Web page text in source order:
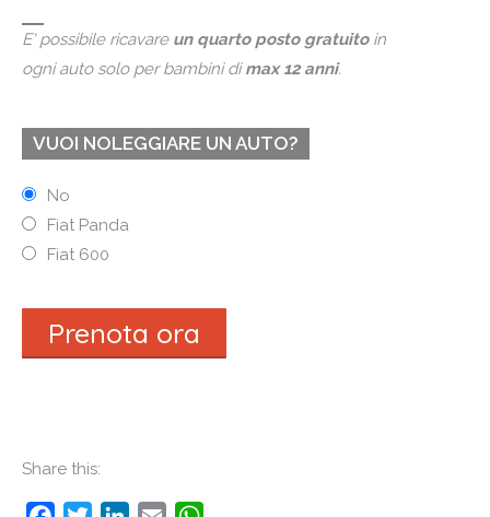
E' possibile ricavare un quarto posto gratuitoin
ogni auto solo per bambini dimax 12 anni.
VUOI NOLEGGIARE UN AUTO?
No
Fiat Panda
Fiat 600
Prenota ora
Share this: